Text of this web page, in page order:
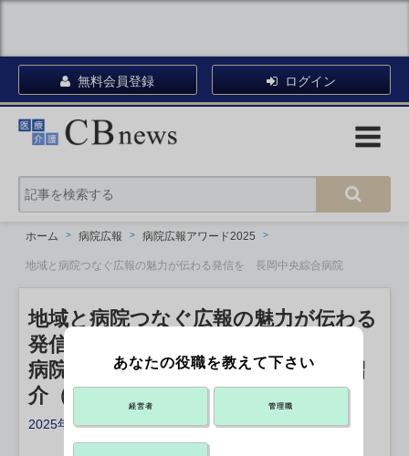
無料会員登録 ログイン
ホーム 病院広報 病院広報アワード2025
地域と病院つなぐ広報の魅力が伝わる発信を 長岡中央綜合病院
地域と病院つなぐ広報の魅力が伝わる
発信を 長岡中央綜合病院
病院広報アワード2025 エントリー紹
介（104）【SNS部門】
2025年05月20日 17:30
リンクをコピー
あなたの役職を教えて下さい
経営者 管理職